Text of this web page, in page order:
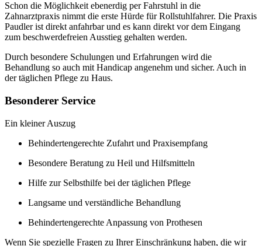
Schon die Möglichkeit ebenerdig per Fahrstuhl in die
Zahnarztpraxis nimmt die erste Hürde für Rollstuhlfahrer. Die Praxis
Paudler ist direkt anfahrbar und es kann direkt vor dem Eingang
zum beschwerdefreien Ausstieg gehalten werden.
Durch besondere Schulungen und Erfahrungen wird die
Behandlung so auch mit Handicap angenehm und sicher. Auch in
der täglichen Pflege zu Haus.
Besonderer Service
Ein kleiner Auszug
Behindertengerechte Zufahrt und Praxisempfang
Besondere Beratung zu Heil und Hilfsmitteln
Hilfe zur Selbsthilfe bei der täglichen Pflege
Langsame und verständliche Behandlung
Behindertengerechte Anpassung von Prothesen
Wenn Sie spezielle Fragen zu Ihrer Einschränkung haben, die wir